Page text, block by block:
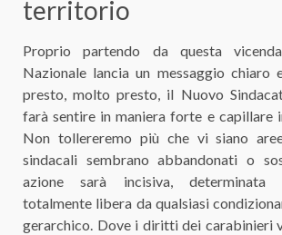
territorio
​Proprio partendo da questa
Nazionale lancia un messaggio chiaro
presto, molto presto, il Nuovo
farà sentire in maniera forte e capillare
Non tollereremo più che vi siano
sindacali sembrano abbandonati o
azione sarà incisiva, determinata
totalmente libera da qualsiasi
gerarchico. Dove i diritti dei carabinieri